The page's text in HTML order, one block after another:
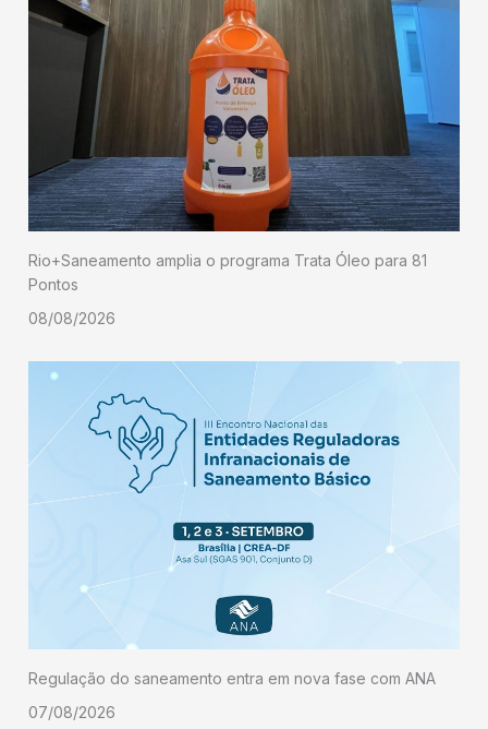
Rio+Saneamento amplia o programa Trata Óleo para 81
Pontos
08/08/2026
Regulação do saneamento entra em nova fase com ANA
07/08/2026